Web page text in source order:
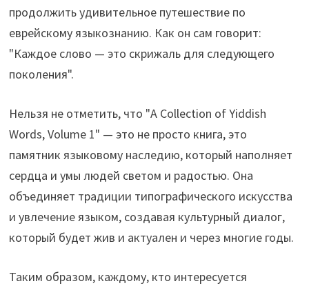
продолжить удивительное путешествие по
еврейскому языкознанию. Как он сам говорит:
"Каждое слово — это cкрижаль для следующего
поколения".
Нельзя не отметить, что "A Collection of Yiddish
Words, Volume 1" — это не просто книга, это
памятник языковому наследию, который наполняет
сердца и умы людей светом и радостью. Она
объединяет традиции типографического искусства
и увлечение языком, создавая культурный диалог,
который будет жив и актуален и через многие годы.
Таким образом, каждому, кто интересуется